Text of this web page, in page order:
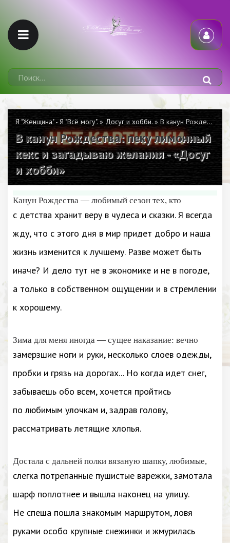
Я "Женщина" - Я "Всё могу".» Досуг и хобби. » В канун Рождества: пеку лимонный кекс и загадываю желания - «Досуг и хобби»
В канун Рождества: пеку лимонный
кекс и загадываю желания - «Досуг
и хобби»
Канун Рождества — любимый сезон тех, кто
с детства хранит веру в чудеса и сказки. Я всегда
жду, что с этого дня в мир придет добро и наша
жизнь изменится к лучшему. Разве может быть
иначе? И дело тут не в экономике и не в погоде,
а только в собственном ощущении и в стремлении
к хорошему.
Зима для меня иногда — сущее наказание: вечно
замерзшие ноги и руки, несколько слоев одежды,
пробки и грязь на дорогах... Но когда идет снег,
забываешь обо всем, хочется пройтись
по любимым улочкам и, задрав голову,
рассматривать летящие хлопья.
Достала с дальней полки вязаную шапку, любимые,
слегка потрепанные пушистые варежки, замотала
шарф поплотнее и вышла наконец на улицу.
Не спеша пошла знакомым маршрутом, ловя
руками особо крупные снежинки и жмурилась